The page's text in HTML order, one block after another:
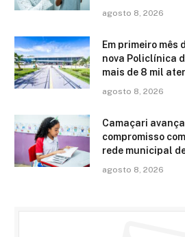
agosto 8, 2026
Em primeiro mês
nova Policlínica
mais de 8 mil
agosto 8, 2026
Camaçari
compromisso
rede municipal
agosto 8, 2026